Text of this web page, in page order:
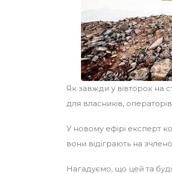
Як завжди у вівторок на
для власників,
У новому ефірі експерт
вони відіграють на
Нагадуємо, що цей та